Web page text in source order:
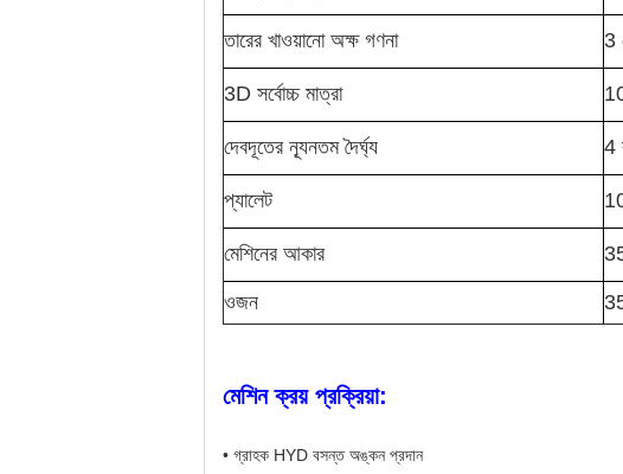
তারের খাওয়ানো অক্ষ গণনা 3
3D সর্বোচ্চ মাত্রা
দেবদূতের ন্যূনতম দৈর্ঘ্য 4
প্যালেট
মেশিনের আকার
ওজন
মেশিন ক্রয় প্রক্রিয়া:
• গ্রাহক HYD বসন্ত অঙ্কন প্রদান